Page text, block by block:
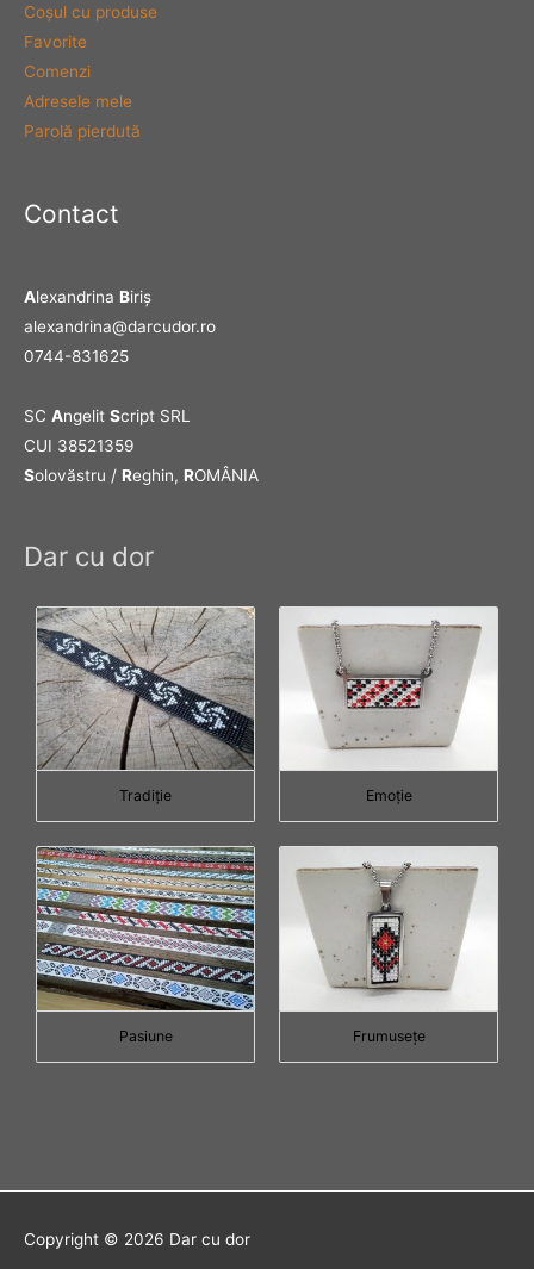
Coşul cu produse
Favorite
Comenzi
Adresele mele
Parolă pierdută
Contact
Alexandrina Biriş
alexandrina@darcudor.ro
0744-831625
SC Angelit Script SRL
CUI 38521359
Solovăstru / Reghin, ROMÂNIA
Dar cu dor
Tradiţie Emoţie
Pasiune Frumuseţe
Copyright © 2026 Dar cu dor